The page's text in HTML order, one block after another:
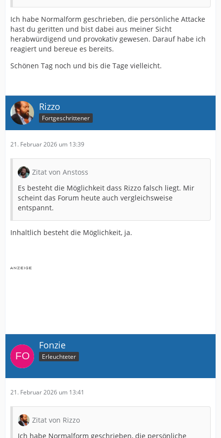
Ich habe Normalform geschrieben, die persönliche Attacke
hast du geritten und bist dabei aus meiner Sicht
herabwürdigend und provokativ gewesen. Darauf habe ich
reagiert und bereue es bereits.
Schönen Tag noch und bis die Tage vielleicht.
Rizzo
Fortgeschrittener
21. Februar 2026 um 13:39
Zitat von Anstoss
Es besteht die Möglichkeit dass Rizzo falsch liegt. Mir
scheint das Forum heute auch vergleichsweise
entspannt.
Inhaltlich besteht die Möglichkeit, ja.
Fonzie
Erleuchteter
21. Februar 2026 um 13:41
Zitat von Rizzo
Ich habe Normalform geschrieben, die persönliche